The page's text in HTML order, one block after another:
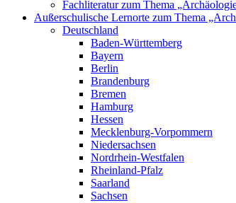
Fachliteratur zum Thema
Außerschulische Lernorte zum Thema
Deutschland
Baden-Württemberg
Bayern
Berlin
Brandenburg
Bremen
Hamburg
Hessen
Mecklenburg-Vorpommern
Niedersachsen
Nordrhein-Westfalen
Rheinland-Pfalz
Saarland
Sachsen